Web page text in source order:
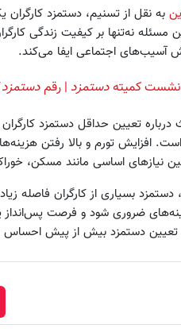
به نقل از تسنیم، دستمزد
نه‌تنها بر کیفیت زندگی
آسیب‌های اجتماعی ایفا می‌کند.
نشست کمیتهدستمزد | رقمدستمزد
تعیین حداقل دستمزد
است. افزایش تورم و بالا رفتن
نیازهای اساسی مانند مسکن،
بسیاری از کارگران فاصله
ضروری شود و فرصت پس‌انداز
تعیین دستمزد بیش از پیش